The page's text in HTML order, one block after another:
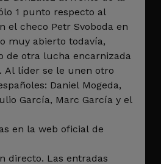
1 punto respecto al
el checo Petr Svoboda en
muy abierto todavía,
de otra lucha encarnizada
Al líder se le unen otro
Daniel Mogeda,
García, Marc García y el
en la web oficial de
directo. Las entradas